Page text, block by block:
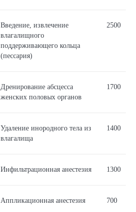
Введение, извлечение
влагалищного
поддерживающего кольца
(пессария)
2500
Дренирование абсцесса
женских половых органов
1700
Удаление инородного тела из
влагалища
1400
Инфильтрационная анестезия 1300
Аппликационная анестезия 700